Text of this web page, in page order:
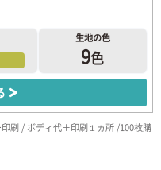
生地の色
9色
刷 / ボディ代＋印刷１ヵ所 /100枚購